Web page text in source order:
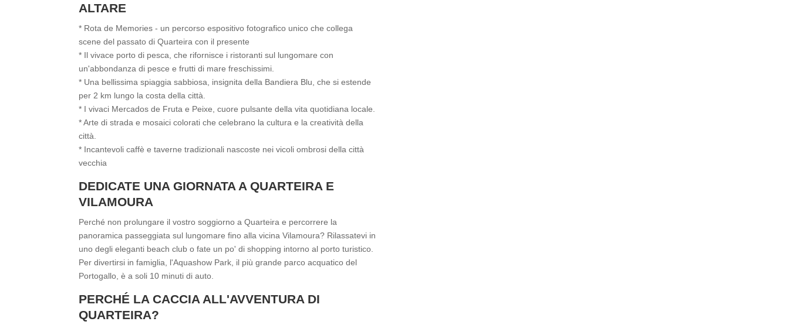
ALTARE
* Rota de Memories - un percorso espositivo fotografico unico che collega
scene del passato di Quarteira con il presente
* Il vivace porto di pesca, che rifornisce i ristoranti sul lungomare con
un'abbondanza di pesce e frutti di mare freschissimi.
* Una bellissima spiaggia sabbiosa, insignita della Bandiera Blu, che si estende
per 2 km lungo la costa della città.
* I vivaci Mercados de Fruta e Peixe, cuore pulsante della vita quotidiana locale.
* Arte di strada e mosaici colorati che celebrano la cultura e la creatività della
città.
* Incantevoli caffè e taverne tradizionali nascoste nei vicoli ombrosi della città
vecchia
DEDICATE UNA GIORNATA A QUARTEIRA E
VILAMOURA
Perché non prolungare il vostro soggiorno a Quarteira e percorrere la
panoramica passeggiata sul lungomare fino alla vicina Vilamoura? Rilassatevi in
uno degli eleganti beach club o fate un po' di shopping intorno al porto turistico.
Per divertirsi in famiglia, l'Aquashow Park, il più grande parco acquatico del
Portogallo, è a soli 10 minuti di auto.
PERCHÉ LA CACCIA ALL'AVVENTURA DI
QUARTEIRA?